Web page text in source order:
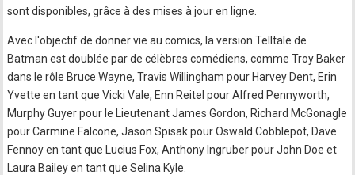
sont disponibles, grâce à des mises à jour en ligne.
Avec l'objectif de donner vie au comics, la version Telltale de
Batman est doublée par de célèbres comédiens, comme Troy Baker
dans le rôle Bruce Wayne, Travis Willingham pour Harvey Dent, Erin
Yvette en tant que Vicki Vale, Enn Reitel pour Alfred Pennyworth,
Murphy Guyer pour le Lieutenant James Gordon, Richard McGonagle
pour Carmine Falcone, Jason Spisak pour Oswald Cobblepot, Dave
Fennoy en tant que Lucius Fox, Anthony Ingruber pour John Doe et
Laura Bailey en tant que Selina Kyle.